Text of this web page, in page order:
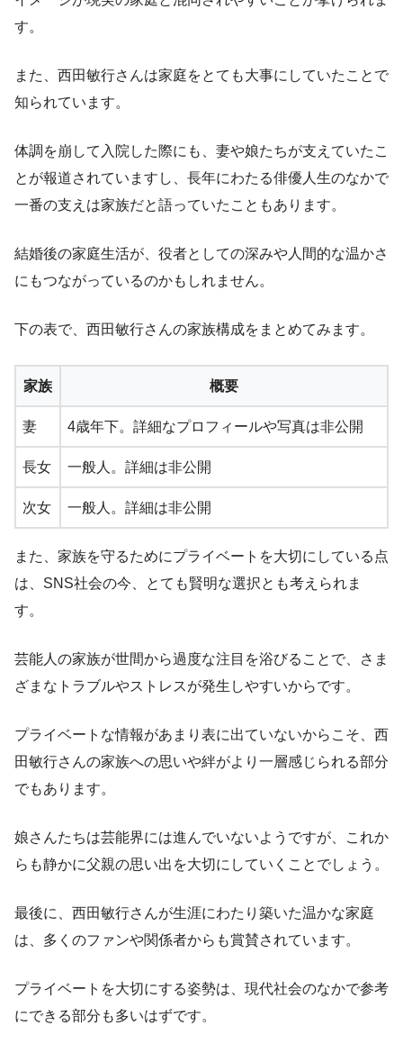
す。
また、西田敏行さんは家庭をとても大事にしていたことで
知られています。
体調を崩して入院した際にも、妻や娘たちが支えていたこ
とが報道されていますし、長年にわたる俳優人生のなかで
一番の支えは家族だと語っていたこともあります。
結婚後の家庭生活が、役者としての深みや人間的な温かさ
にもつながっているのかもしれません。
下の表で、西田敏行さんの家族構成をまとめてみます。
家族 概要
妻 4歳年下。詳細なプロフィールや写真は非公開
長女 一般人。詳細は非公開
次女 一般人。詳細は非公開
また、家族を守るためにプライベートを大切にしている点
は、SNS社会の今、とても賢明な選択とも考えられま
す。
芸能人の家族が世間から過度な注目を浴びることで、さま
ざまなトラブルやストレスが発生しやすいからです。
プライベートな情報があまり表に出ていないからこそ、西
田敏行さんの家族への思いや絆がより一層感じられる部分
でもあります。
娘さんたちは芸能界には進んでいないようですが、これか
らも静かに父親の思い出を大切にしていくことでしょう。
最後に、西田敏行さんが生涯にわたり築いた温かな家庭
は、多くのファンや関係者からも賞賛されています。
プライベートを大切にする姿勢は、現代社会のなかで参考
にできる部分も多いはずです。